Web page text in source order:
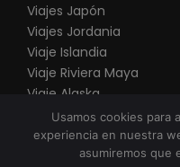
Viajes Japón
Viajes Jordania
Viaje Islandia
Viaje Riviera Maya
Viaje Alaska
Viaje Punta Cana
Usamos cookies para
experiencia en nuestra
asumiremos que